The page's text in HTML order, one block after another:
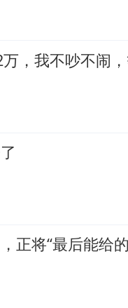
，我不吵不闹
正将“最后能给